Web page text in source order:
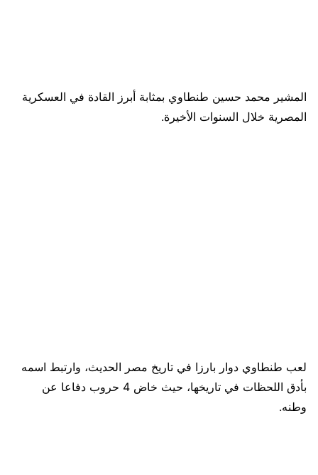
المشير محمد حسين طنطاوي بمثابة أبرز القادة في العسكرية
المصرية خلال السنوات الأخيرة.
لعب طنطاوي دوار بارزا في تاريخ مصر الحديث، وارتبط اسمه
بأدق اللحظات في تاريخها، حيث خاض 4 حروب دفاعا عن
وطنه.